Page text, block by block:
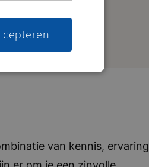
van kennis, ervaring